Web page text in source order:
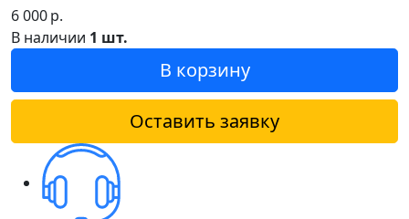
6 000р.
В наличии 1 шт.
В корзину
Оставить заявку